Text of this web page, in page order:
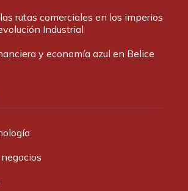
rutas comerciales en los imperios
Industrial
y economía azul en Belice